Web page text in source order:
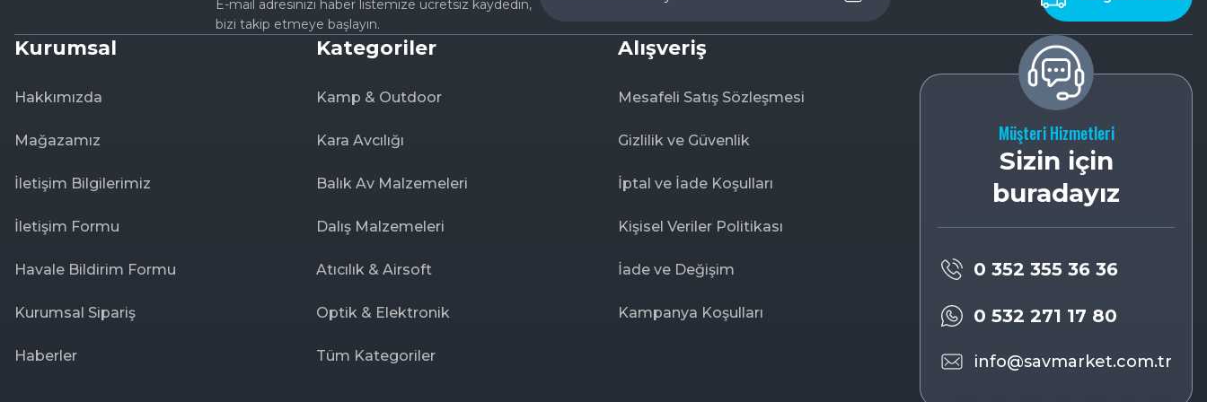
E-mail adresinizi haber listemize ücretsiz kaydedin,
bizi takip etmeye başlayın.
Kurumsal
Hakkımızda
Mağazamız
İletişim Bilgilerimiz
İletişim Formu
Havale Bildirim Formu
Kurumsal Sipariş
Haberler
Kategoriler
Kamp & Outdoor
Kara Avcılığı
Balık Av Malzemeleri
Dalış Malzemeleri
Atıcılık & Airsoft
Optik & Elektronik
Tüm Kategoriler
Alışveriş
Mesafeli Satış Sözleşmesi
Gizlilik ve Güvenlik
İptal ve İade Koşulları
Kişisel Veriler Politikası
İade ve Değişim
Kampanya Koşulları
Müşteri Hizmetleri
Sizin için
buradayız
0 352 355 36 36
0 532 271 17 80
info@savmarket.com.tr